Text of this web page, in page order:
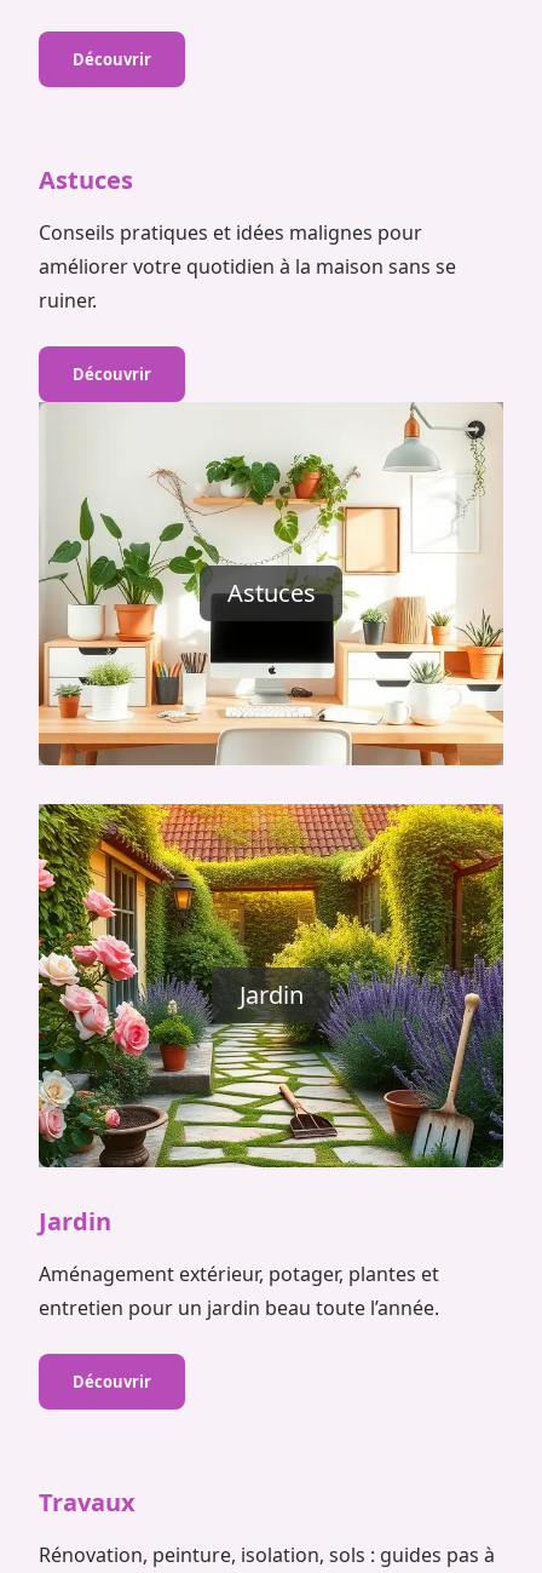
Découvrir
Astuces
Conseils pratiques et idées malignes pour
améliorer votre quotidien à la maison sans se
ruiner.
Découvrir
Astuces
Jardin
Jardin
Aménagement extérieur, potager, plantes et
entretien pour un jardin beau toute l’année.
Découvrir
Travaux
Rénovation, peinture, isolation, sols : guides pas à